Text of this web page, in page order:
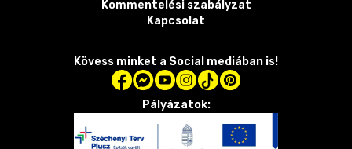
Kommentelési szabályzat
Kapcsolat
Kövess minket a Social mediában is!
Pályázatok: